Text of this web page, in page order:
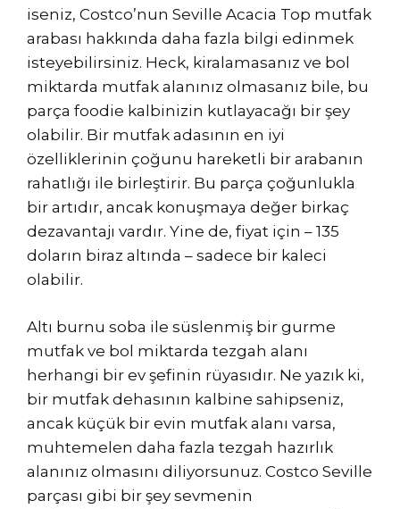
iseniz, Costco’nun Seville Acacia Top mutfak
arabası hakkında daha fazla bilgi edinmek
isteyebilirsiniz. Heck, kiralamasanız ve bol
miktarda mutfak alanınız olmasanız bile, bu
parça foodie kalbinizin kutlayacağı bir şey
olabilir. Bir mutfak adasının en iyi
özelliklerinin çoğunu hareketli bir arabanın
rahatlığı ile birleştirir. Bu parça çoğunlukla
bir artıdır, ancak konuşmaya değer birkaç
dezavantajı vardır. Yine de, fiyat için – 135
doların biraz altında – sadece bir kaleci
olabilir.
Altı burnu soba ile süslenmiş bir gurme
mutfak ve bol miktarda tezgah alanı
herhangi bir ev şefinin rüyasıdır. Ne yazık ki,
bir mutfak dehasının kalbine sahipseniz,
ancak küçük bir evin mutfak alanı varsa,
muhtemelen daha fazla tezgah hazırlık
alanınız olmasını diliyorsunuz. Costco Seville
parçası gibi bir şey sevmenin